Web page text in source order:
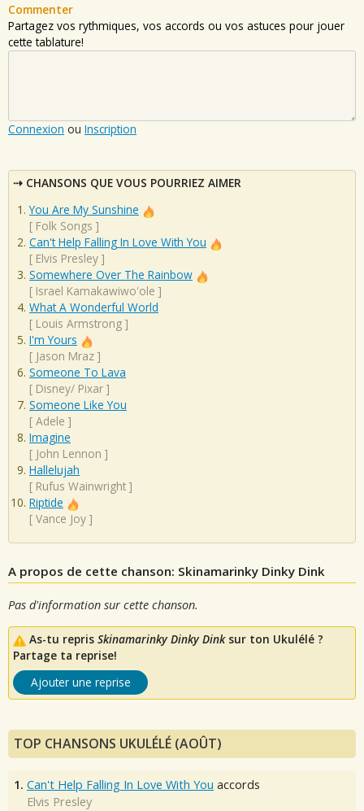
Commenter
Partagez vos rythmiques, vos accords ou vos astuces pour jouer
cette tablature!
Connexion ou Inscription
CHANSONS QUE VOUS POURRIEZ AIMER
You Are My Sunshine
[ Folk Songs ]
Can't Help Falling In Love With You
[ Elvis Presley ]
Somewhere Over The Rainbow
[ Israel Kamakawiwo'ole ]
What A Wonderful World
[ Louis Armstrong ]
I'm Yours
[ Jason Mraz ]
Someone To Lava
[ Disney/ Pixar ]
Someone Like You
[ Adele ]
Imagine
[ John Lennon ]
Hallelujah
[ Rufus Wainwright ]
Riptide
[ Vance Joy ]
A propos de cette chanson: Skinamarinky Dinky Dink
Pas d'information sur cette chanson.
As-tu repris Skinamarinky Dinky Dinksur ton Ukulélé ?
Partage ta reprise!
Ajouter une reprise
TOP CHANSONS UKULÉLÉ (AOÛT)
1. Can't Help Falling In Love With You accords
Elvis Presley